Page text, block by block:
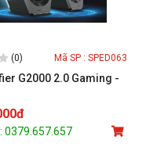
(0) Mã SP : SPED063
G2000 2.0 Gaming -
0379.657.657